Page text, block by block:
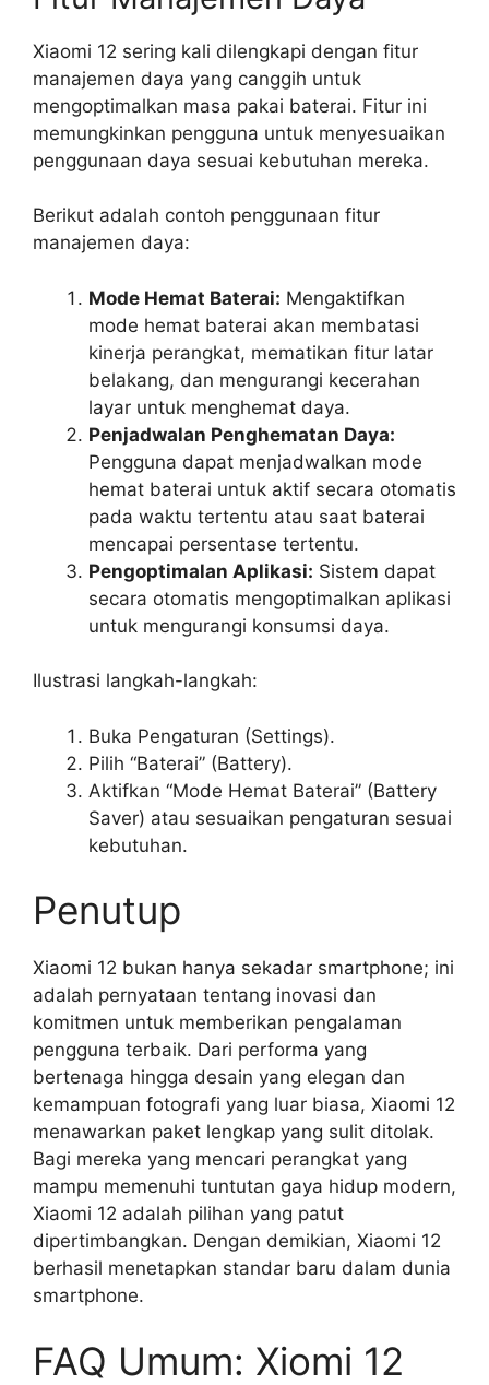
Xiaomi 12 sering kali dilengkapi dengan fitur
manajemen daya yang canggih untuk
mengoptimalkan masa pakai baterai. Fitur ini
memungkinkan pengguna untuk menyesuaikan
penggunaan daya sesuai kebutuhan mereka.
Berikut adalah contoh penggunaan fitur
manajemen daya:
Mode Hemat Baterai: Mengaktifkan
mode hemat baterai akan membatasi
kinerja perangkat, mematikan fitur latar
belakang, dan mengurangi kecerahan
layar untuk menghemat daya.
Penjadwalan Penghematan Daya:
Pengguna dapat menjadwalkan mode
hemat baterai untuk aktif secara otomatis
pada waktu tertentu atau saat baterai
mencapai persentase tertentu.
Pengoptimalan Aplikasi: Sistem dapat
secara otomatis mengoptimalkan aplikasi
untuk mengurangi konsumsi daya.
Ilustrasi langkah-langkah:
Buka Pengaturan (Settings).
Pilih “Baterai” (Battery).
Aktifkan “Mode Hemat Baterai” (Battery
Saver) atau sesuaikan pengaturan sesuai
kebutuhan.
Penutup
Xiaomi 12 bukan hanya sekadar smartphone; ini
adalah pernyataan tentang inovasi dan
komitmen untuk memberikan pengalaman
pengguna terbaik. Dari performa yang
bertenaga hingga desain yang elegan dan
kemampuan fotografi yang luar biasa, Xiaomi 12
menawarkan paket lengkap yang sulit ditolak.
Bagi mereka yang mencari perangkat yang
mampu memenuhi tuntutan gaya hidup modern,
Xiaomi 12 adalah pilihan yang patut
dipertimbangkan. Dengan demikian, Xiaomi 12
berhasil menetapkan standar baru dalam dunia
smartphone.
FAQ Umum: Xiomi 12